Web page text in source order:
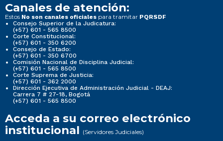
Canales de atención:
Estos No son canales oficiales para tramitar PQRSDF
Consejo Superior de la Judicatura:
(+57) 601 - 565 8500
Corte Constitucional:
(+57) 601 - 350 6200
Consejo de Estado:
(+57) 601 - 350 6700
Comisión Nacional de Disciplina Judicial:
(+57) 601 - 565 8500
Corte Suprema de Justicia:
(+57) 601 - 362 2000
Dirección Ejecutiva de Administración Judicial - DEAJ:
Carrera 7 # 27-18, Bogotá
(+57) 601 - 565 8500
Acceda a su correo electrónico
institucional (Servidores Judiciales)